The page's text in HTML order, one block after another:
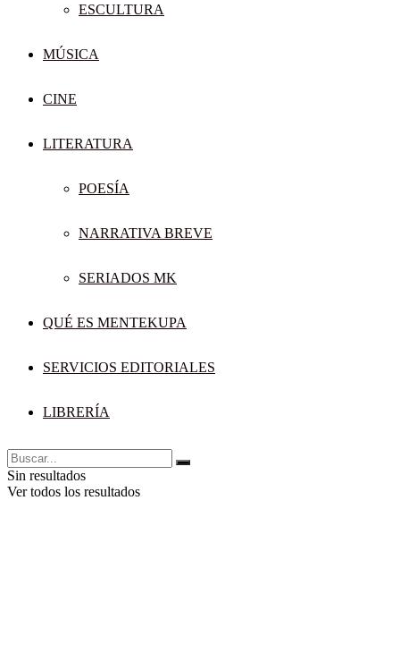
ESCULTURA
MÚSICA
CINE
LITERATURA
POESÍA
NARRATIVA BREVE
SERIADOS MK
QUÉ ES MENTEKUPA
SERVICIOS EDITORIALES
LIBRERÍA
Sin resultados
Ver todos los resultados